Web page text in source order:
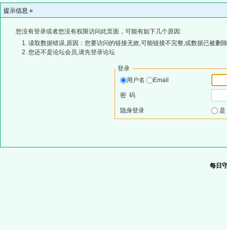
提示信息 »
您没有登录或者您没有权限访问此页面，可能有如下几个原因:
读取数据错误,原因：您要访问的链接无效,可能链接不完整,或数据已被删
您还不是论坛会员,请先登录论坛
登录
用户名
Email
密 码
隐身登录
每日